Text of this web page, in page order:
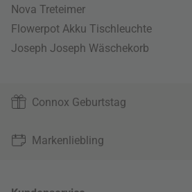
Nova Treteimer
Flowerpot Akku Tischleuchte
Joseph Joseph Wäschekorb
Connox Geburtstag
Markenliebling